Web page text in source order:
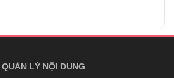
LÝ NỘI DUNG